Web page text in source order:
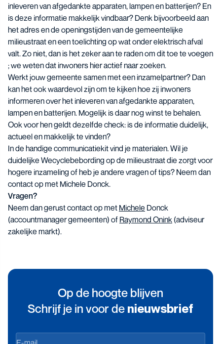
inleveren van afgedankte apparaten, lampen en batterijen? En
is deze informatie makkelijk vindbaar? Denk bijvoorbeeld aan
het adres en de openingstijden van de gemeentelijke
milieustraat en een toelichting op wat onder elektrisch afval
valt. Zo niet, dan is het zeker aan te raden om dit toe te voegen
; we weten dat inwoners hier actief naar zoeken.
Werkt jouw gemeente samen met een inzamelpartner? Dan
kan het ook waardevol zijn om te kijken hoe zij inwoners
informeren over het inleveren van afgedankte apparaten,
lampen en batterijen. Mogelijk is daar nog winst te behalen.
Ook voor hen geldt dezelfde check: is de informatie duidelijk,
actueel en makkelijk te vinden?
In de handige communicatiekitvind je materialen. Wil je
duidelijke Wecyclebebording op de milieustraat die zorgt voor
hogere inzameling of heb je andere vragen of tips? Neem dan
contact op met Michele Donck.
Vragen?
Neem dan gerust contact op met Michele Donck
(accountmanager gemeenten) of Raymond Onink (adviseur
zakelijke markt).
Op de hoogte blijven
Schrijf je in voor de nieuwsbrief
Op